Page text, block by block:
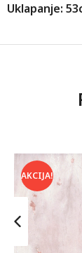
Uklapanje:
AKCIJA!